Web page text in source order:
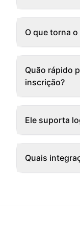
O que torna
Quão rápido
inscrição?
Ele suporta
Quais